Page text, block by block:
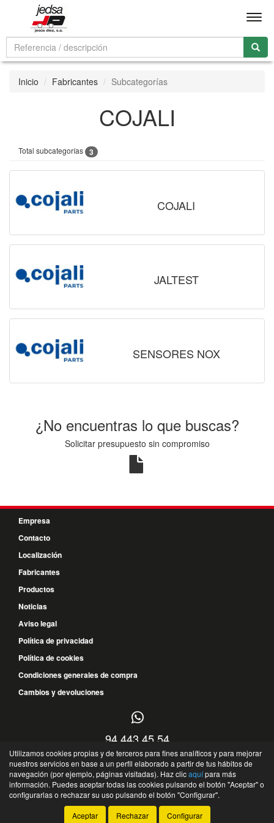
Inicio Fabricantes Subcategorías
COJALI
Total subcategorías 3
COJALI
JALTEST
SENSORES NOX
¿No encuentras lo que buscas?
Solicitar presupuesto sin compromiso
Empresa
Contacto
Localización
Fabricantes
Productos
Noticias
Aviso legal
Política de privacidad
Política de cookies
Condiciones generales de compra
Cambios y devoluciones
94 443 45 54
616 119 841
Parque Empresarial Abra Industrial, 1.5.1 B - 48530 - Ortuella - Bizkaia - España
©JEDSA- 2026 -Tienda online de recambios de Gira
Utilizamos cookies propias y de terceros para fines analíticos y para mejorar
nuestros servicios en base a un perfil elaborado a partir de tus hábitos de
navegación (por ejemplo, páginas visitadas). Haz clicaquípara más
información. Puedes aceptar todas las cookies pulsando el botón "Aceptar" o
configurarlas o rechazar su uso pulsando el botón "Configurar".
Aceptar
Rechazar Configurar